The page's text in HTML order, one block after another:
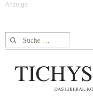
Suche nach: